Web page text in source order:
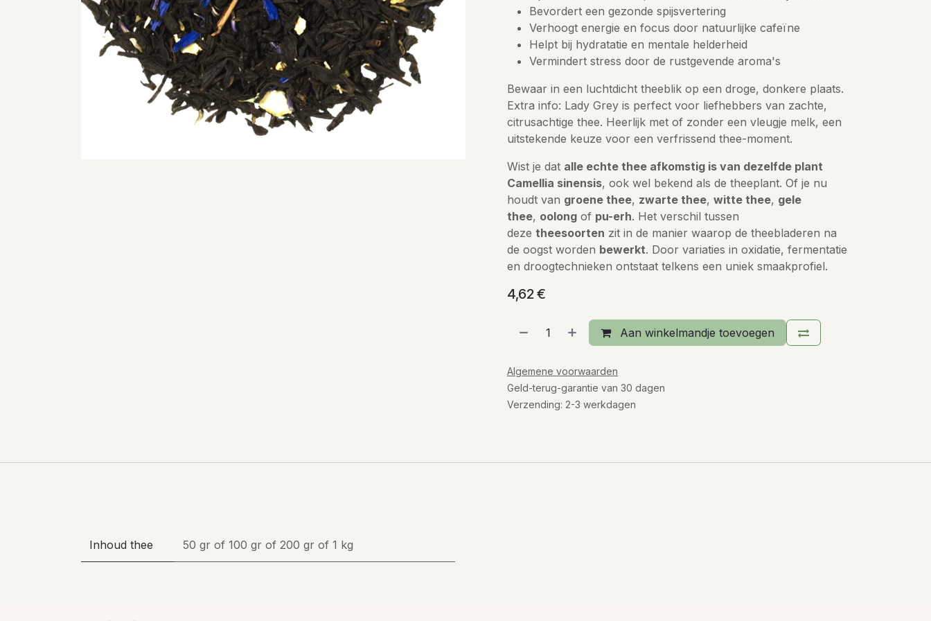
Bevordert een gezonde spijsvertering
Verhoogt energie en focus door natuurlijke cafeïne
Helpt bij hydratatie en mentale helderheid
Vermindert stress door de rustgevende aroma's
Bewaar in een luchtdicht theeblik op een droge, donkere plaats.
Extra info: Lady Grey is perfect voor liefhebbers van zachte,
citrusachtige thee. Heerlijk met of zonder een vleugje melk, een
uitstekende keuze voor een verfrissend thee-moment.
Wist je dat alle echte thee afkomstig is van dezelfde plant
Camellia sinensis, ook wel bekend als de theeplant. Of je nu
houdt van groene thee, zwarte thee, witte thee, gele
thee, oolong of pu-erh. Het verschil tussen
deze theesoorten zit in de manier waarop de theebladeren na
de oogst worden bewerkt. Door variaties in oxidatie, fermentatie
en droogtechnieken ontstaat telkens een uniek smaakprofiel.
4,62€
Aan winkelmandje toevoegen
Algemene voorwaarden
Geld-terug-garantie van 30 dagen
Verzending: 2-3 werkdagen
Inhoud thee 50 gr of 100 gr of 200 gr of 1 kg